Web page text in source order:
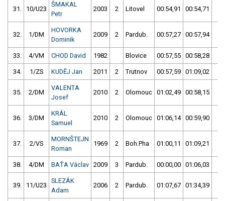
31. 10/U23
ŠMAKAL
Petr
2003 2 Litovel 00:54,91 00:54,71
32. 1/DM
HOVORKA
Dominik
2009 2 Pardub. 00:57,27 00:57,94
33. 4/VM CHOD David 1982 Blovice 00:57,55 00:58,28
34. 1/ZS KUDĚJ Jan 2011 2 Trutnov 00:57,59 01:09,02
35. 2/DM
VALENTA
Josef
2010 2 Olomouc 01:02,49 00:58,15
36. 3/DM
KRÁL
Samuel
2010 2 Olomouc 01:06,14 00:59,90
37. 2/VS
MORNŠTEJN
Roman
1969 2 Boh.Pha 01:00,11 01:09,21
38. 4/DM BAŤA Václav 2009 3 Pardub. 00:00,00 01:06,03
39. 11/U23
SLEZÁK
Adam
2006 2 Pardub. 01:07,67 01:34,39